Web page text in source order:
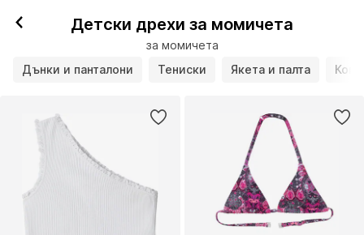
Детски дрехи за момичета
за момичета
Дънки и панталони
Тениски Якета и палта